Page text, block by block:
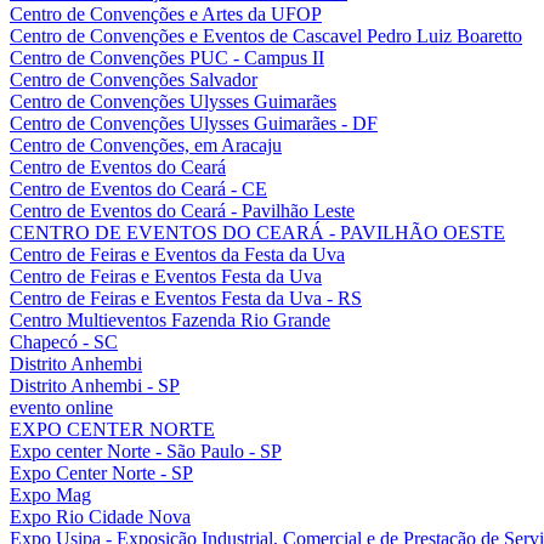
Centro de Convenções e Artes da UFOP
Centro de Convenções e Eventos de Cascavel Pedro Luiz Boaretto
Centro de Convenções PUC - Campus II
Centro de Convenções Salvador
Centro de Convenções Ulysses Guimarães
Centro de Convenções Ulysses Guimarães - DF
Centro de Convenções, em Aracaju
Centro de Eventos do Ceará
Centro de Eventos do Ceará - CE
Centro de Eventos do Ceará - Pavilhão Leste
CENTRO DE EVENTOS DO CEARÁ - PAVILHÃO OESTE
Centro de Feiras e Eventos da Festa da Uva
Centro de Feiras e Eventos Festa da Uva
Centro de Feiras e Eventos Festa da Uva - RS
Centro Multieventos Fazenda Rio Grande
Chapecó - SC
Distrito Anhembi
Distrito Anhembi - SP
evento online
EXPO CENTER NORTE
Expo center Norte - São Paulo - SP
Expo Center Norte - SP
Expo Mag
Expo Rio Cidade Nova
Expo Usipa - Exposição Industrial, Comercial e de Prestação de